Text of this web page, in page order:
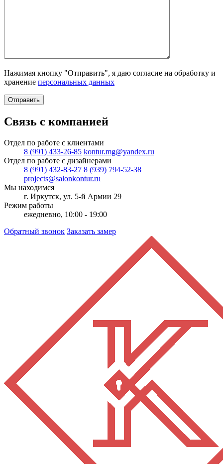
Нажимая кнопку "Отправить", я даю согласие на обработку и
хранение персональных данных
Отправить
Связь с компанией
Отдел по работе с клиентами
8 (991) 433-26-85 kontur.mg@yandex.ru
Отдел по работе с дизайнерами
8 (991) 432-83-27 8 (939) 794-52-38
projects@salonkontur.ru
Мы находимся
г. Иркутск, ул. 5-й Армии 29
Режим работы
ежедневно, 10:00 - 19:00
Обратный звонок Заказать замер